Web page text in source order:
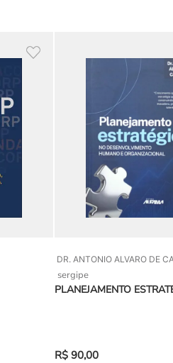
DR. ANTONIO ALVARO DE
sergipe
PLANEJAMENTO
R$ 90,00